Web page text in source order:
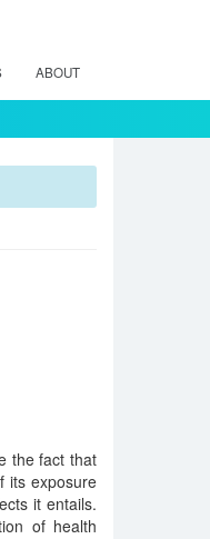
ABOUT
the fact that
its exposure
it entails.
of health